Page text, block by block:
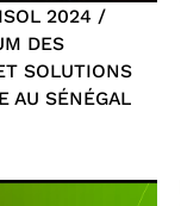
2024 /
DES
SOLUTIONS
AU SÉNÉGAL